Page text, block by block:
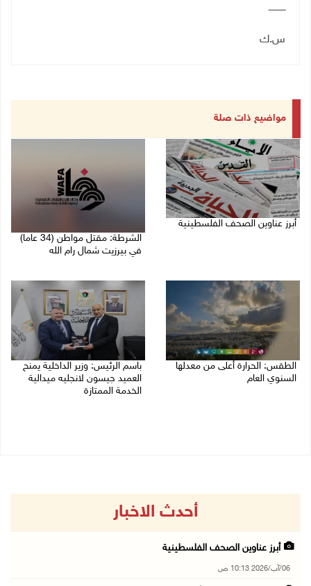
ــــــــــــ
س.ك
مواضيع ذات صلة
أبرز عناوين الصحف الفلسطينية
الشرطة: مقتل مواطن (34 عاما)
في بيرزيت شمال رام الله
الطقس: الحرارة أعلى من معدلها
السنوي العام
باسم الرئيس: وزير الداخلية يمنح
العميد جيسون لانجليه ميدالية
الخدمة الممتازة
أحدث الاخبار
أبرز عناوين الصحف الفلسطينية
06/آب/2026 10:13 ص